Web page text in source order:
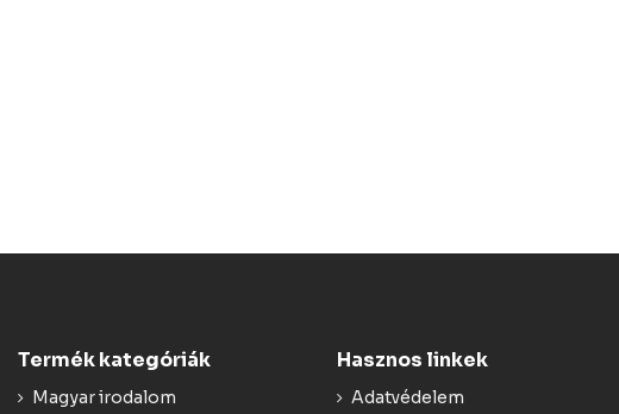
Termék kategóriák
Magyar irodalom
Hasznos linkek
Adatvédelem